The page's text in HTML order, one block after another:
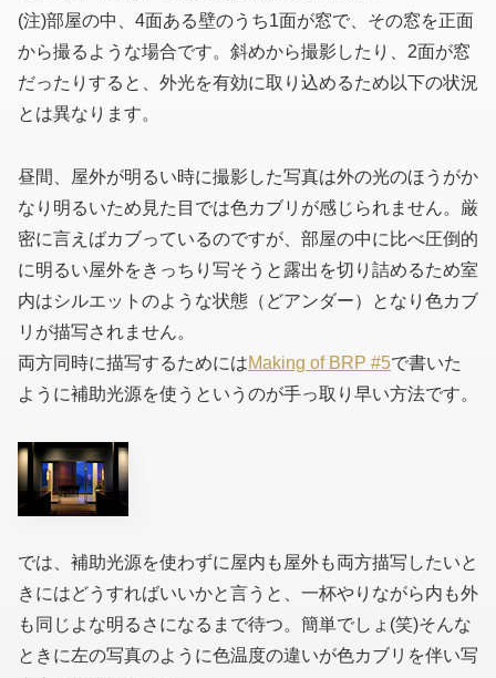
(注)部屋の中、4面ある壁のうち1面が窓で、その窓を正面
から撮るような場合です。斜めから撮影したり、2面が窓
だったりすると、外光を有効に取り込めるため以下の状況
とは異なります。
昼間、屋外が明るい時に撮影した写真は外の光のほうがか
なり明るいため見た目では色カブリが感じられません。厳
密に言えばカブっているのですが、部屋の中に比べ圧倒的
に明るい屋外をきっちり写そうと露出を切り詰めるため室
内はシルエットのような状態 （どアンダー）
となり色カブ
リが描写されません。
両方同時に描写するためにはMaking of BRP #5で書いた
ように補助光源を使うというのが手っ取り早い方法です。
では、補助光源を使わずに屋内も屋外も両方描写したいと
きにはどうすればいいかと言うと、一杯やりながら内も外
も同じよな明るさになるまで待つ。簡単でしょ(笑)そんな
ときに左の写真のように色温度の違いが色カブリを伴い写